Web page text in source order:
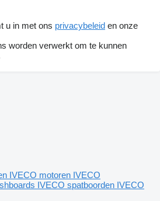
u in met ons privacybeleid en onze
worden verwerkt om te kunnen
IVECO motoren IVECO
IVECO spatboorden IVECO